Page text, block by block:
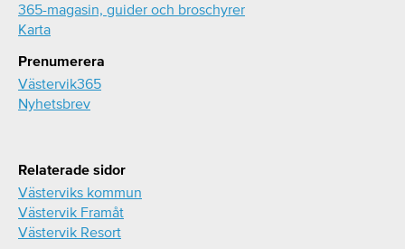
365-magasin, guider och broschyrer
Karta
Prenumerera
Västervik365
Nyhetsbrev
Relaterade sidor
Västerviks kommun
Västervik Framåt
Västervik Resort